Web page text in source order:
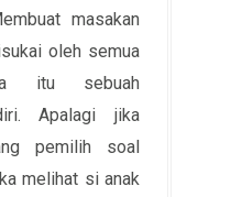
masakan
oleh semua
itu sebuah
Apalagi jika
pemilih soal
melihat si anak